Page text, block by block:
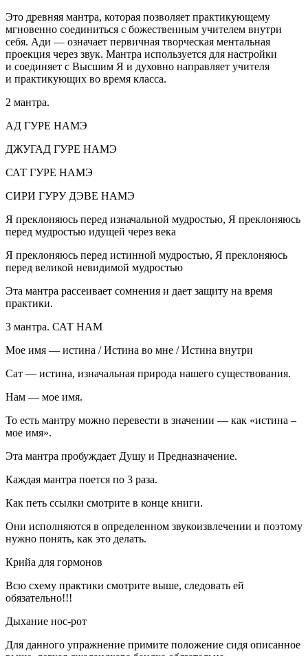
Это древняя мантра, которая позволяет практикующему
мгновенно соединиться с божественным учителем внутри
себя. Ади — означает первичная творческая ментальная
проекция через звук. Мантра используется для настройки
и соединяет с Высшим Я и духовно направляет учителя
и практикующих во время класса.
2 мантра.
АД ГУРЕ НАМЭ
ДЖУГАД ГУРЕ НАМЭ
САТ ГУРЕ НАМЭ
СИРИ ГУРУ ДЭВЕ НАМЭ
Я преклоняюсь перед изначальной мудростью, Я преклоняюсь
перед мудростью идущей через века
Я преклоняюсь перед истинной мудростью, Я преклоняюсь
перед великой невидимой мудростью
Эта мантра рассеивает сомнения и дает защиту на время
практики.
3 мантра. САТ НАМ
Мое имя — истина /Истина во мне /Истина внутри
Сат — истина, изначальная природа нашего существования.
Нам — мое имя.
То есть мантру можно перевести в значении — как «истина –
мое имя».
Эта мантра пробуждает Душу и Предназначение.
Каждая мантра поется по 3 раза.
Как петь ссылки смотрите в конце книги.
Они исполняются в определенном звукоизвлечении и поэтому
нужно понять, как это делать.
Крийа для гормонов
Всю схему практики смотрите выше, следовать ей
обязательно!!!
Дыхание нос-рот
Для данного упражнение примите положение сидя описанное